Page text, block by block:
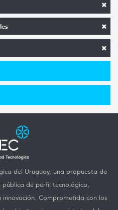
del Uruguay, una propuesta de
de perfil tecnológico,
Comprometida con los